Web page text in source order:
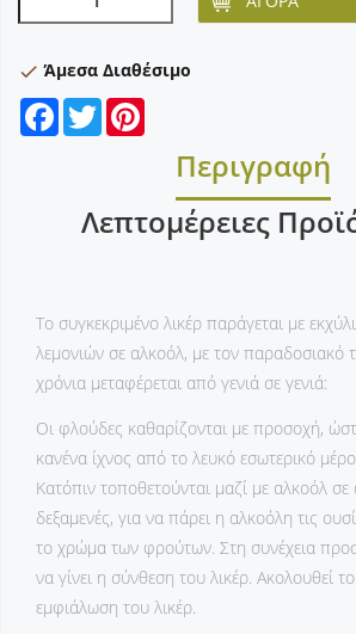
check Άμεσα Διαθέσιμο
Facebook
Twitter
Περιγραφή
Λεπτομέρειες
Το συγκεκριμένο λικέρ παράγεται με
λεμονιών σε αλκοόλ, με τον παραδοσιακό
χρόνια μεταφέρεται από γενιά σε γενιά:
Οι φλούδες καθαρίζονται με προσοχή,
κανένα ίχνος από το λευκό εσωτερικό
Κατόπιν τοποθετούνται μαζί με αλκοόλ σε
δεξαμενές, για να πάρει η αλκοόλη τις
το χρώμα των φρούτων. Στη συνέχεια
να γίνει η σύνθεση του λικέρ. Ακολουθεί
εμφιάλωση του λικέρ.